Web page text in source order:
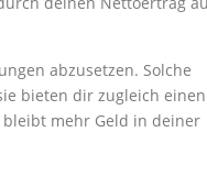
abzusetzen. Solche
bieten dir zugleich einen
mehr Geld in deiner